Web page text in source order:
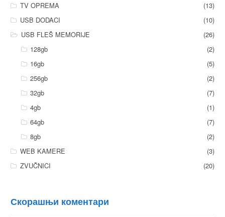
TV OPREMA
(13)
USB DODACI
(10)
USB FLEŠ MEMORIJE
(26)
128gb
(2)
16gb
(5)
256gb
(2)
32gb
(7)
4gb
(1)
64gb
(7)
8gb
(2)
WEB KAMERE
(3)
ZVUČNICI
(20)
Скорашњи коментари